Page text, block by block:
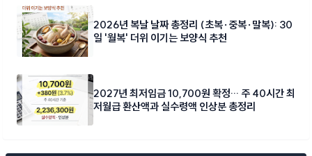
2026년 복날 날짜 총정리 (초복·중복·말복): 30
일 '월복' 더위 이기는 보양식 추천
2027년 최저임금 10,700원 확정… 주 40시간 최
저월급 환산액과 실수령액 인상분 총정리